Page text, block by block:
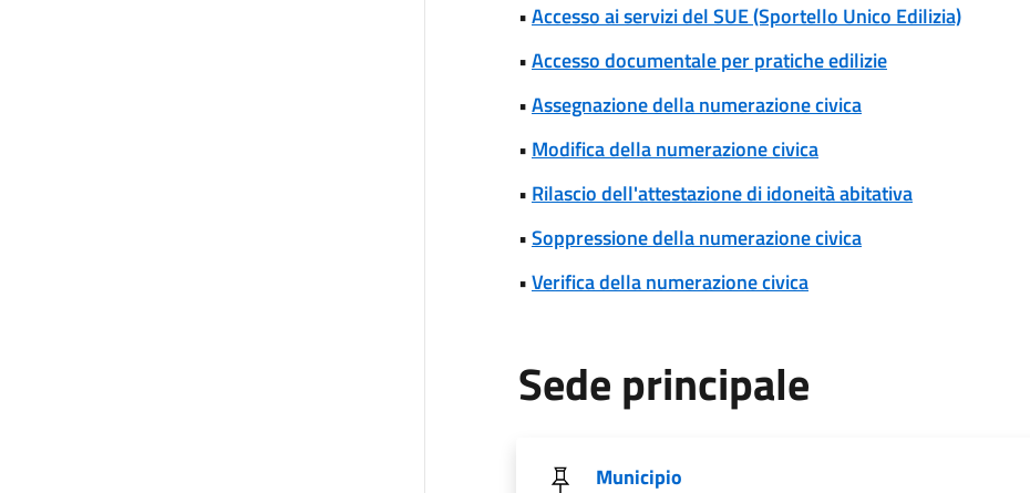
•Accesso ai servizi del SUE (Sportello Unico Edilizia)
•Accesso documentale per pratiche edilizie
•Assegnazione della numerazione civica
• Modifica della numerazione civica
• Rilascio dell'attestazione di idoneità abitativa
•Soppressione della numerazione civica
•Verifica della numerazione civica
Sede principale
Municipio